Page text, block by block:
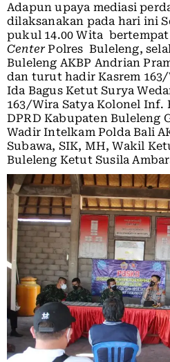
Adapun upaya mediasi
dilaksanakan pada hari ini
pukul 14.00 Wita
CenterPolres Buleleng,
Buleleng AKBP Andrian
dan turut hadir Kasrem
Ida Bagus Ketut Surya
163/Wira Satya Kolonel Inf.
DPRD Kabupaten Buleleng
Wadir Intelkam Polda Bali
Subawa, SIK, MH, Wakil
Buleleng Ketut Susila